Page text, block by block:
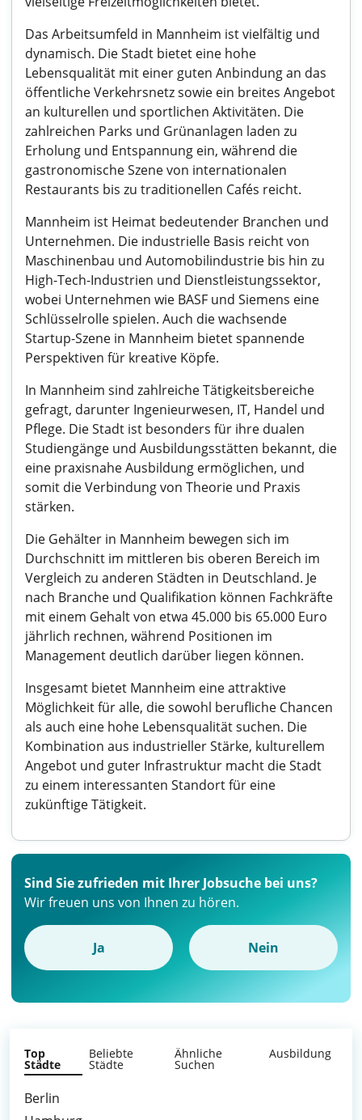
Das Arbeitsumfeld in Mannheim ist vielfältig und
dynamisch. Die Stadt bietet eine hohe
Lebensqualität mit einer guten Anbindung an das
öffentliche Verkehrsnetz sowie ein breites Angebot
an kulturellen und sportlichen Aktivitäten. Die
zahlreichen Parks und Grünanlagen laden zu
Erholung und Entspannung ein, während die
gastronomische Szene von internationalen
Restaurants bis zu traditionellen Cafés reicht.
Mannheim ist Heimat bedeutender Branchen und
Unternehmen. Die industrielle Basis reicht von
Maschinenbau und Automobilindustrie bis hin zu
High-Tech-Industrien und Dienstleistungssektor,
wobei Unternehmen wie BASF und Siemens eine
Schlüsselrolle spielen. Auch die wachsende
Startup-Szene in Mannheim bietet spannende
Perspektiven für kreative Köpfe.
In Mannheim sind zahlreiche Tätigkeitsbereiche
gefragt, darunter Ingenieurwesen, IT, Handel und
Pflege. Die Stadt ist besonders für ihre dualen
Studiengänge und Ausbildungsstätten bekannt, die
eine praxisnahe Ausbildung ermöglichen, und
somit die Verbindung von Theorie und Praxis
stärken.
Die Gehälter in Mannheim bewegen sich im
Durchschnitt im mittleren bis oberen Bereich im
Vergleich zu anderen Städten in Deutschland. Je
nach Branche und Qualifikation können Fachkräfte
mit einem Gehalt von etwa 45.000 bis 65.000 Euro
jährlich rechnen, während Positionen im
Management deutlich darüber liegen können.
Insgesamt bietet Mannheim eine attraktive
Möglichkeit für alle, die sowohl berufliche Chancen
als auch eine hohe Lebensqualität suchen. Die
Kombination aus industrieller Stärke, kulturellem
Angebot und guter Infrastruktur macht die Stadt
zu einem interessanten Standort für eine
zukünftige Tätigkeit.
Sind Sie zufrieden mit Ihrer Jobsuche bei uns?
Wir freuen uns von Ihnen zu hören.
Ja Nein
Top
Städte
Beliebte
Städte
Ähnliche
Suchen
Ausbildung
Berlin